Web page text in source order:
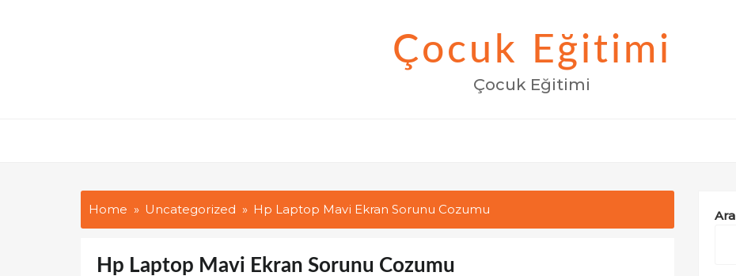
Çocuk Eğitimi
Çocuk Eğitimi
Home Uncategorized Hp Laptop Mavi Ekran Sorunu Cozumu
Hp Laptop Mavi Ekran Sorunu Cozumu
Ara